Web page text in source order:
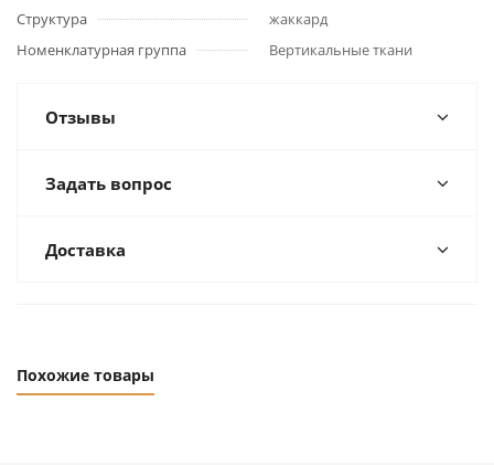
Структура
жаккард
Номенклатурная группа
Вертикальные ткани
Отзывы
Задать вопрос
Доставка
Похожие товары